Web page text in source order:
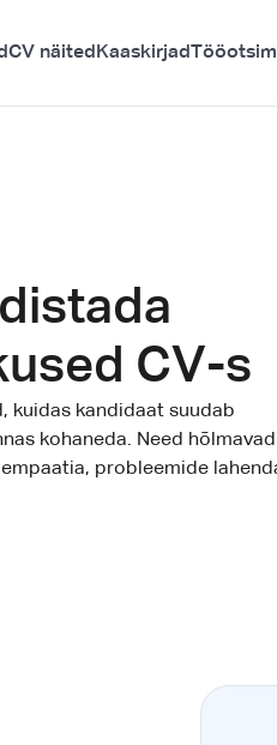
CV näited Kaaskirjad
CV-s
kuidas kandidaat suudab
kohaneda. Need
probleemide